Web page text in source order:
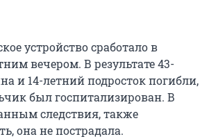
устройство сработало в
вечером. В результате 43-
и 14-летний подросток погибли,
был госпитализирован. В
следствия, также
она не пострадала.